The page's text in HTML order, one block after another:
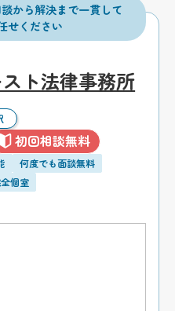
から解決まで一貫して
せください
ト法律事務所
初回相談無料
何度でも面談無料
個室